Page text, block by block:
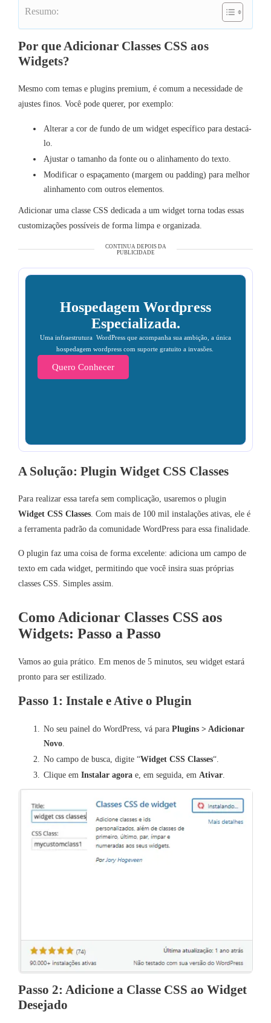
Resumo:
Por que Adicionar Classes CSS aos
Widgets?
Mesmo com temas e plugins premium, é comum a necessidade de
ajustes finos. Você pode querer, por exemplo:
Alterar a cor de fundo de um widget específico para destacá-
lo.
Ajustar o tamanho da fonte ou o alinhamento do texto.
Modificar o espaçamento (margem ou padding) para melhor
alinhamento com outros elementos.
Adicionar uma classe CSS dedicada a um widget torna todas essas
customizações possíveis de forma limpa e organizada.
CONTINUA DEPOIS DA
PUBLICIDADE
Hospedagem Wordpress
Especializada.
Uma infraestrutura WordPress que acompanha sua ambição, a única
hospedagem wordpress com suporte gratuito a invasões.
Quero Conhecer
A Solução: Plugin Widget CSS Classes
Para realizar essa tarefa sem complicação, usaremos o plugin
Widget CSS Classes. Com mais de 100 mil instalações ativas, ele é
a ferramenta padrão da comunidade WordPress para essa finalidade.
O plugin faz uma coisa de forma excelente: adiciona um campo de
texto em cada widget, permitindo que você insira suas próprias
classes CSS. Simples assim.
Como Adicionar Classes CSS aos
Widgets: Passo a Passo
Vamos ao guia prático. Em menos de 5 minutos, seu widget estará
pronto para ser estilizado.
Passo 1: Instale e Ative o Plugin
No seu painel do WordPress, vá para Plugins > Adicionar
Novo.
No campo de busca, digite “Widget CSS Classes“.
Clique em Instalar agora e, em seguida, em Ativar.
Passo 2: Adicione a Classe CSS ao Widget
Desejado